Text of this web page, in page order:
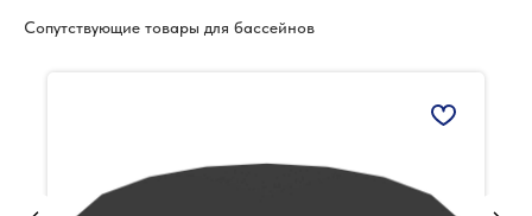
Сопутствующие товары для бассейнов